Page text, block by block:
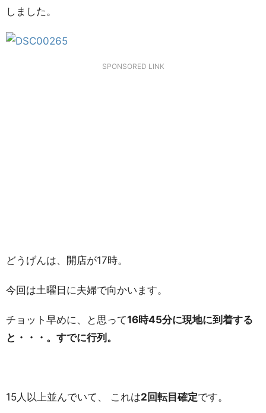
しました。
SPONSORED LINK
どうげんは、開店が17時。
今回は土曜日に夫婦で向かいます。
チョット早めに、と思って16時45分に現地に到着する
と・・・。すでに行列。
15人以上並んでいて、 これは2回転目確定です。